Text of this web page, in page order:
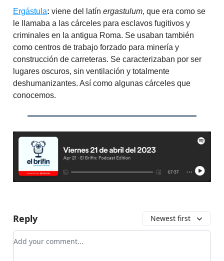
Ergástula: viene del latín ergastulum, que era como se
le llamaba a las cárceles para esclavos fugitivos y
criminales en la antigua Roma. Se usaban también
como centros de trabajo forzado para minería y
construcción de carreteras. Se caracterizaban por ser
lugares oscuros, sin ventilación y totalmente
deshumanizantes. Así como algunas cárceles que
conocemos.
Reply Newest first
Add your comment